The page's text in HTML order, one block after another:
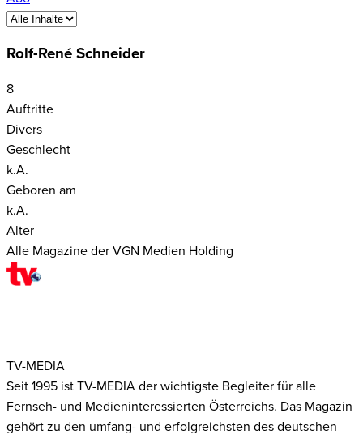
Rolf-René Schneider
8
Auftritte
Divers
Geschlecht
k.A.
Geboren am
k.A.
Alter
Alle Magazine der VGN Medien Holding
TV-MEDIA
Seit 1995 ist TV-MEDIA der wichtigste Begleiter für alle
Fernseh- und Medieninteressierten Österreichs. Das Magazin
gehört zu den umfang- und erfolgreichsten des deutschen